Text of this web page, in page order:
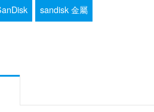
sandisk 金屬